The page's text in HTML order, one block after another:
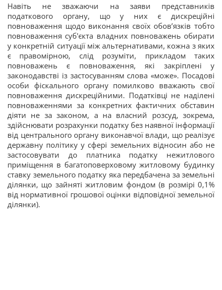
Навіть не зважаючи на заяви представників
податкового органу, що у них є дискреційні
повноваження щодо виконання своїх обов’язків тобто
повноваження суб'єкта владних повноважень обирати
у конкретній ситуації між альтернативами, кожна з яких
є правомірною, слід розуміти, прикладом таких
повноважень є повноваження, які закріплені у
законодавстві із застосуванням слова «може». Посадові
особи фіскального органу помилково вважають свої
повноваження дискреційними. Податківці не наділені
повноваженнями за конкретних фактичних обставин
діяти не за законом, а на власний розсуд, зокрема,
здійснювати розрахунки податку без наявної інформації
від центрального органу виконавчої влади, що реалізує
державну політику у сфері земельних відносин або не
застосовувати до платника податку нежитлового
приміщення в багатоповерховому житловому будинку
ставку земельного податку яка передбачена за земельні
ділянки, що зайняті житловим фондом (в розмірі 0,1%
від нормативної грошової оцінки відповідної земельної
ділянки).